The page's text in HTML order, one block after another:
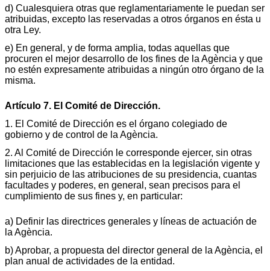
d) Cualesquiera otras que reglamentariamente le puedan ser
atribuidas, excepto las reservadas a otros órganos en ésta u
otra Ley.
e) En general, y de forma amplia, todas aquellas que
procuren el mejor desarrollo de los fines de la Agència y que
no estén expresamente atribuidas a ningún otro órgano de la
misma.
Artículo 7. El Comité de Dirección.
1. El Comité de Dirección es el órgano colegiado de
gobierno y de control de la Agència.
2. Al Comité de Dirección le corresponde ejercer, sin otras
limitaciones que las establecidas en la legislación vigente y
sin perjuicio de las atribuciones de su presidencia, cuantas
facultades y poderes, en general, sean precisos para el
cumplimiento de sus fines y, en particular:
a) Definir las directrices generales y líneas de actuación de
la Agència.
b) Aprobar, a propuesta del director general de la Agència, el
plan anual de actividades de la entidad.